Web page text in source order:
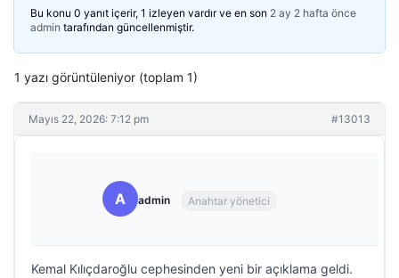
Bu konu 0 yanıt içerir, 1 izleyen vardır ve en son 2 ay 2 hafta önce
admin tarafından güncellenmiştir.
1 yazı görüntüleniyor (toplam 1)
Mayıs 22, 2026: 7:12 pm #13013
A admin Anahtar yönetici
Kemal Kılıçdaroğlu cephesinden yeni bir açıklama geldi.